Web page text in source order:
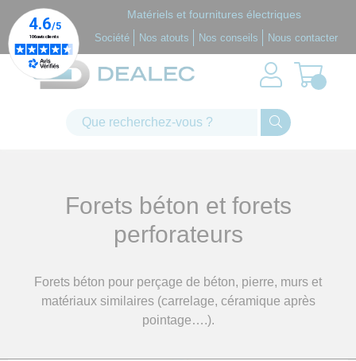
Matériels et fournitures électriques
Société Nos atouts Nos conseils Nous contacter
Forets béton etforets
perforateurs
Forets béton pour perçage de béton, pierre, murs et
matériaux similaires (carrelage, céramique après
pointage….).
Panneau de gestion des cookies